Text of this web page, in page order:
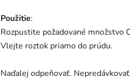
Použitie:
Rozpustite požadované množstvo
Vlejte roztok priamo do prúdu.
Naďalej odpeňovať.